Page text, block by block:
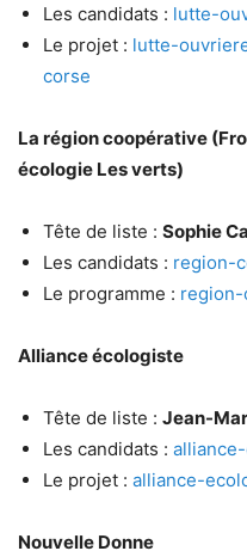
Les candidats : lutte-
Le projet : lutte-
corse
La région coopérative
écologie Les verts)
Tête de liste : Sophie
Les candidats : region-
Le programme :
Alliance écologiste
Tête de liste : Jean-
Les candidats :
Le projet : alliance-
Nouvelle Donne